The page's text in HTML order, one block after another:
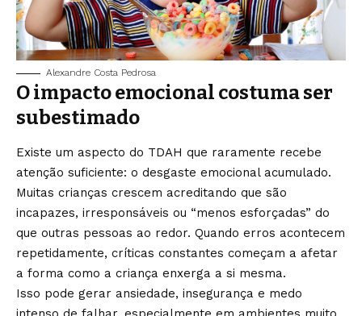
Alexandre Costa Pedrosa
O impacto emocional costuma ser
subestimado
Existe um aspecto do TDAH que raramente recebe
atenção suficiente: o desgaste emocional acumulado.
Muitas crianças crescem acreditando que são
incapazes, irresponsáveis ou “menos esforçadas” do
que outras pessoas ao redor. Quando erros acontecem
repetidamente, críticas constantes começam a afetar
a forma como a criança enxerga a si mesma.
Isso pode gerar ansiedade, insegurança e medo